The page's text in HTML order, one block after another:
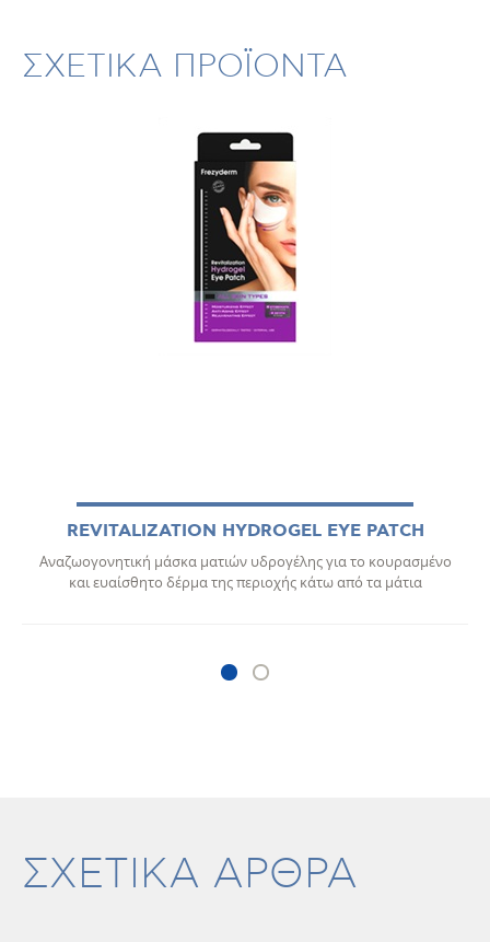
ΣΧΕΤΙΚΑ ΠΡΟΪΟΝΤΑ
REVITALIZATION HYDROGEL EYE PATCH
Αναζωογονητική μάσκα ματιών υδρογέλης για το κουρασμένο
και ευαίσθητο δέρμα της περιοχής κάτω από τα μάτια
ΣΧΕΤΙΚΑ ΑΡΘΡΑ